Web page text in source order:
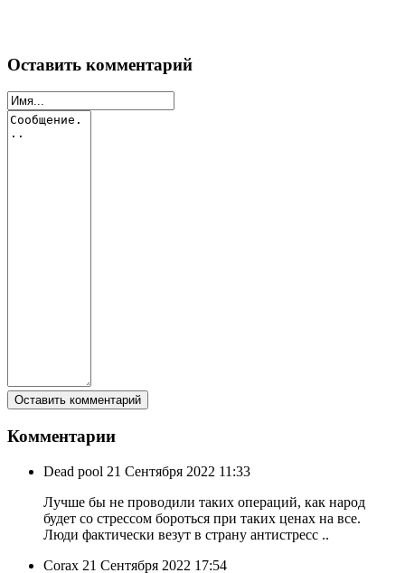
Оставить комментарий
Комментарии
Dead pool 21 Сентября 2022 11:33
Лучше бы не проводили таких операций, как народ
будет со стрессом бороться при таких ценах на все.
Люди фактически везут в страну антистресс ..
Corax 21 Сентября 2022 17:54